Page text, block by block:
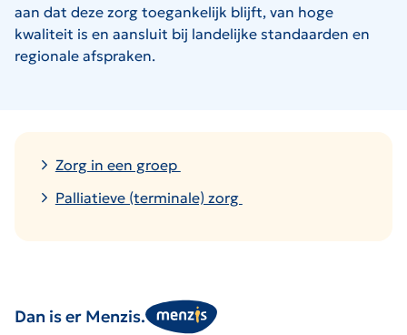
aan dat deze zorg toegankelijk blijft, van hoge
kwaliteit is en aansluit bij landelijke standaarden en
regionale afspraken.
Zorg in een groep
Palliatieve (terminale) zorg
Dan is er Menzis.